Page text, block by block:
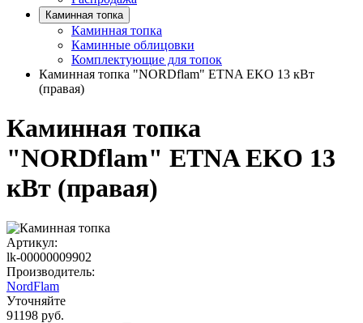
Каминная топка
Каминная топка
Каминные облицовки
Комплектующие для топок
Каминная топка "NORDflam" ETNA EKO 13 кВт
(правая)
Каминная топка
"NORDflam" ETNA EKO 13
кВт (правая)
Артикул:
lk-00000009902
Производитель:
NordFlam
Уточняйте
91198 руб.